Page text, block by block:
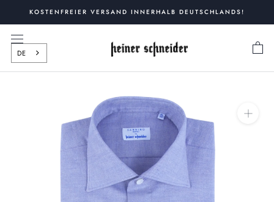
springen
KOSTENFREIER VERSAND INNERHALB DEUTSCHLANDS!
DE